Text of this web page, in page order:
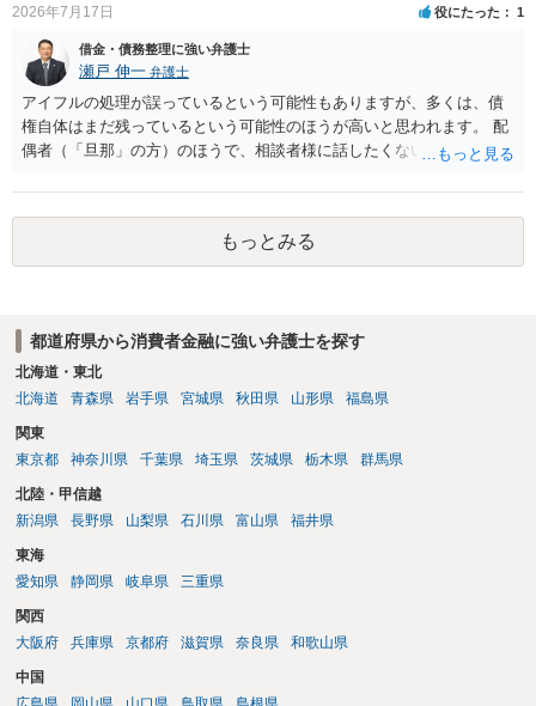
2026年7月17日 役にたった 1
借金・債務整理に強い弁護士
瀬戸 伸一 弁護士
アイフルの処理が誤っているという可能性もありますが、多くは、債
権自体はまだ残っているという可能性のほうが高いと思われます。 配
偶者（「旦那」の方）のほうで、相談者様に話したくない事情等もあ
援用という方法も取れる可能性があるため、御主人に法律事務所に相
談にいくように説得されてはどうでしょうか。相談者様が一緒だと話
せない事情もあるかもしれないのでおひとりで行ってもらうほうがい
いかもしれません。 配偶者の債務がある状態で配偶者が亡くなると債
て相談にいくようにお話してみてはどうでしょうか。
もっとみる
都道府県から消費者金融に強い弁護士を探す
北海道・東北
北海道
青森県 岩手県 宮城県 秋田県 山形県 福島県
関東
東京都
神奈川県 千葉県 埼玉県 茨城県 栃木県 群馬県
北陸・甲信越
新潟県
長野県 山梨県 石川県 富山県 福井県
東海
愛知県
静岡県 岐阜県 三重県
関西
大阪府
兵庫県 京都府 滋賀県 奈良県 和歌山県
中国